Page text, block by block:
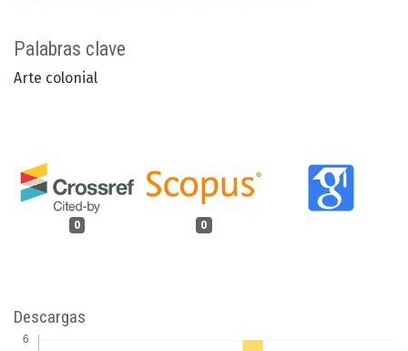
Palabras clave
Arte colonial
0 0
Descargas